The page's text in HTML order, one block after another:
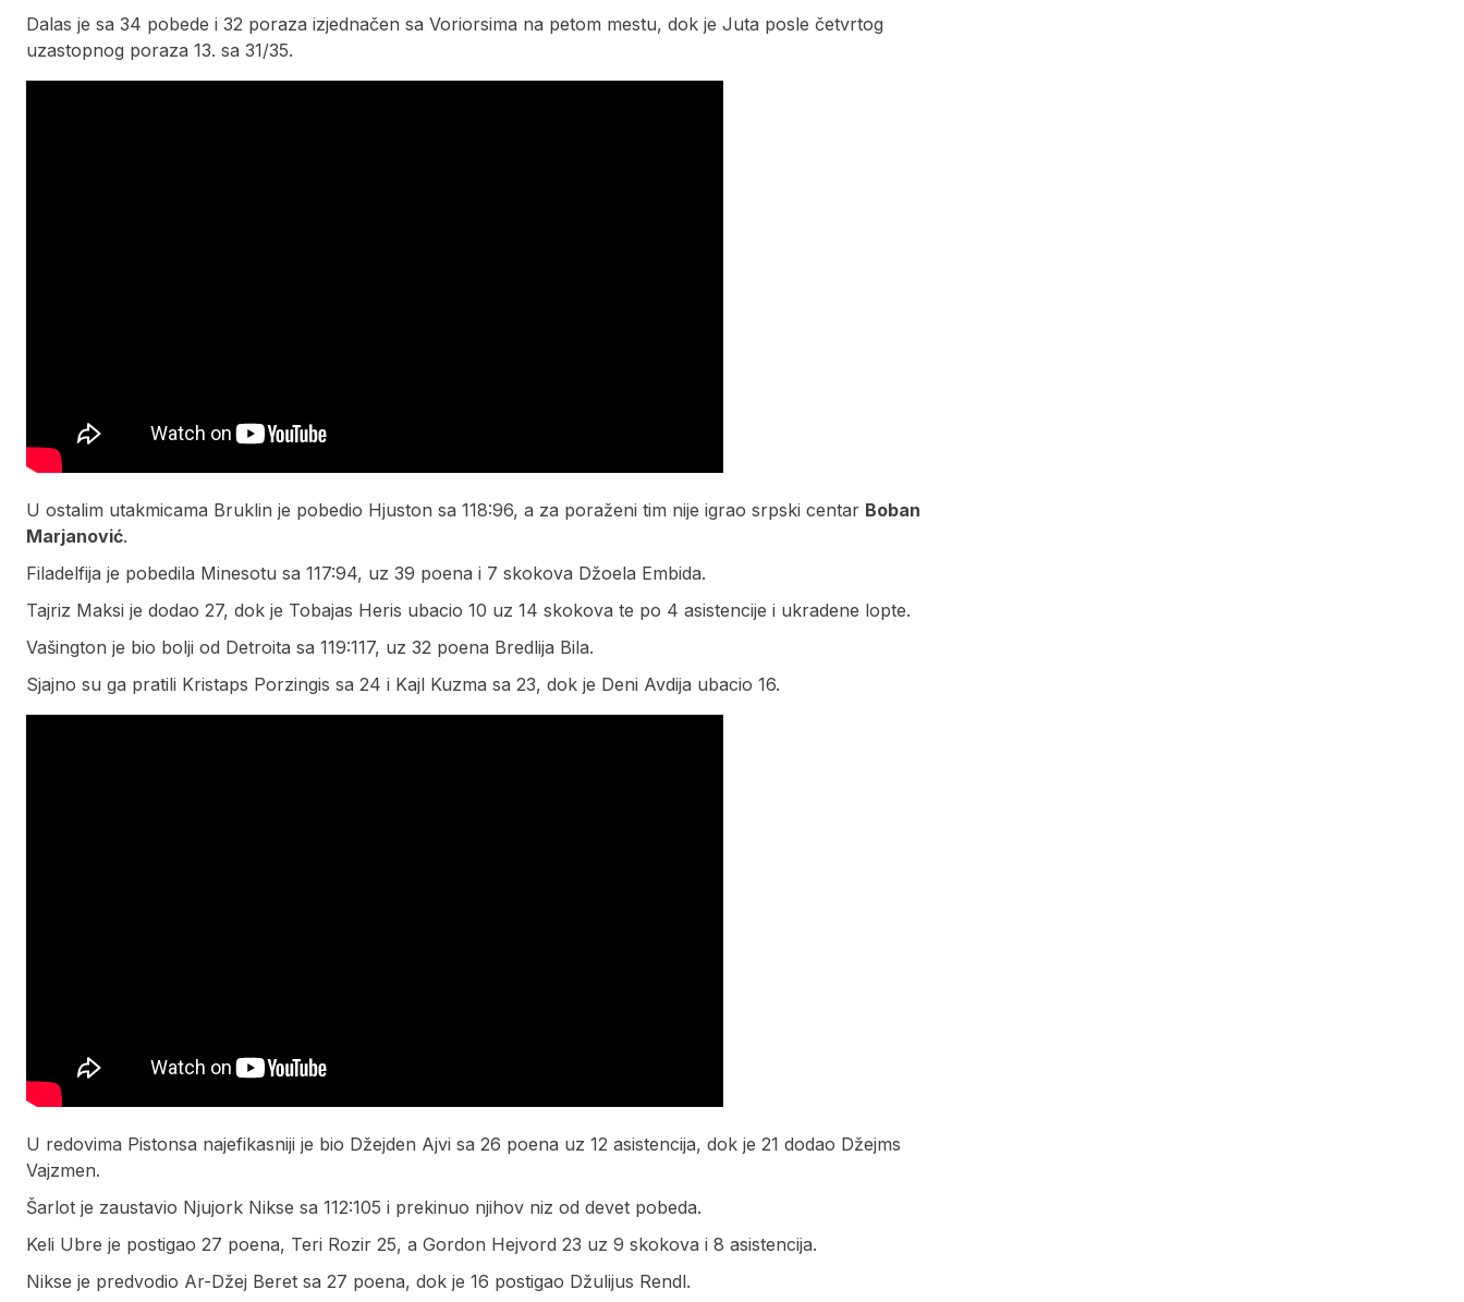
Dalas je sa 34 pobede i 32 poraza izjednačen sa Voriorsima na petom mestu, dok je Juta posle četvrtog
uzastopnog poraza 13. sa 31/35.
U ostalim utakmicama Bruklin je pobedio Hjuston sa 118:96, a za poraženi tim nije igrao srpski centar Boban
Marjanović.
Filadelfija je pobedila Minesotu sa 117:94, uz 39 poena i 7 skokova Džoela Embida.
Tajriz Maksi je dodao 27, dok je Tobajas Heris ubacio 10 uz 14 skokova te po 4 asistencije i ukradene lopte.
Vašington je bio bolji od Detroita sa 119:117, uz 32 poena Bredlija Bila.
Sjajno su ga pratili Kristaps Porzingis sa 24 i Kajl Kuzma sa 23, dok je Deni Avdija ubacio 16.
U redovima Pistonsa najefikasniji je bio Džejden Ajvi sa 26 poena uz 12 asistencija, dok je 21 dodao Džejms
Vajzmen.
Šarlot je zaustavio Njujork Nikse sa 112:105 i prekinuo njihov niz od devet pobeda.
Keli Ubre je postigao 27 poena, Teri Rozir 25, a Gordon Hejvord 23 uz 9 skokova i 8 asistencija.
Nikse je predvodio Ar-Džej Beret sa 27 poena, dok je 16 postigao Džulijus Rendl.